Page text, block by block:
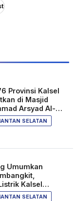
Kasus
Pelaku
Tanjung Berkat
yang lalu
di
yang Bertubi-
Ditangkap
Jam
yang lalu
Provinsi Kalsel
di Masjid
Arsyad Al-
SELATAN
Umumkan
Kalsel
SELATAN